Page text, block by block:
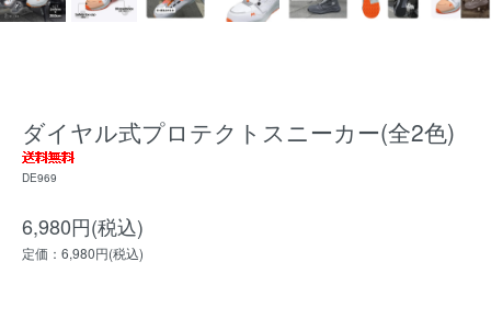
ダイヤル式プロテクトスニーカー(全2色)
DE969
6,980円(税込)
定価：6,980円(税込)